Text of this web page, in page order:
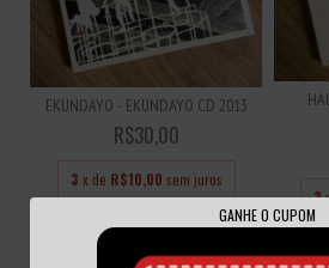
GANHE O CUPOM
EKUNDAYO - EKUNDAYO CD 2013
R$30,00
3 x de R$10,00 sem juros
3